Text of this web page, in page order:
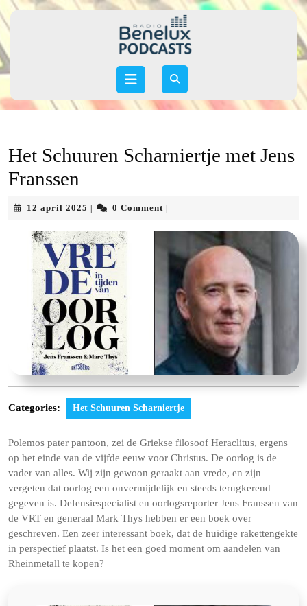
Skip
to
Open
Het Schuuren Scharniertje met Jens
Franssen
12 april 2025 12
2025
0 Comment
Categories: Het Schuuren Scharniertje
Polemos pater pantoon, zei de Griekse filosoof Heraclitus, ergens
op het einde van de vijfde eeuw voor Christus. De oorlog is de
vader van alles. Wij zijn gewoon geraakt aan vrede, en zijn
vergeten dat oorlog een onvermijdelijk en steeds terugkerend
gegeven is. Defensiespecialist en oorlogsreporter Jens Franssen van
de VRT en generaal Mark Thys hebben er een boek over
geschreven. Een zeer interessant boek, dat de huidige rakettengekte
in perspectief plaatst. Is het een goed moment om aandelen van
Rheinmetall te kopen?